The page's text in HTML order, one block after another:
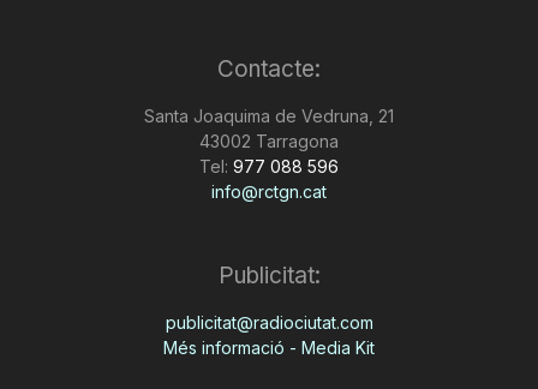
Contacte:
Santa Joaquima de Vedruna, 21
43002 Tarragona
Tel: 977 088 596
info@rctgn.cat
Publicitat:
publicitat@radiociutat.com
Més informació - Media Kit